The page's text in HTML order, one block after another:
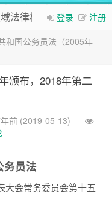
登录 注册
法律相关内容
和国公务员法（2005年
颁布，2018年第二
前 (2019-05-13)
务员法
大会常务委员会第十五